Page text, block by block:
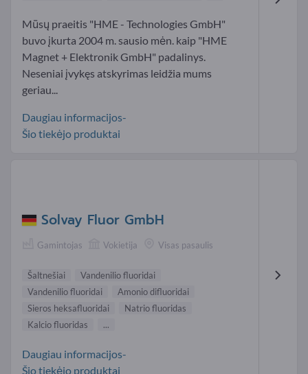
Mūsų praeitis "HME - Technologies GmbH"
buvo įkurta 2004 m. sausio mėn. kaip "HME
Magnet + Elektronik GmbH" padalinys.
Neseniai įvykęs atskyrimas leidžia mums
geriau...
Daugiau informacijos-
Šio tiekėjo produktai
Solvay Fluor GmbH
Gamintojas Vokietija Visas pasaulis
Šaltnešiai
Vandenilio fluoridai
Vandenilio fluoridai
Amonio difluoridai
Sieros heksafluoridai
Natrio fluoridas
Kalcio fluoridas
...
Daugiau informacijos-
Šio tiekėjo produktai